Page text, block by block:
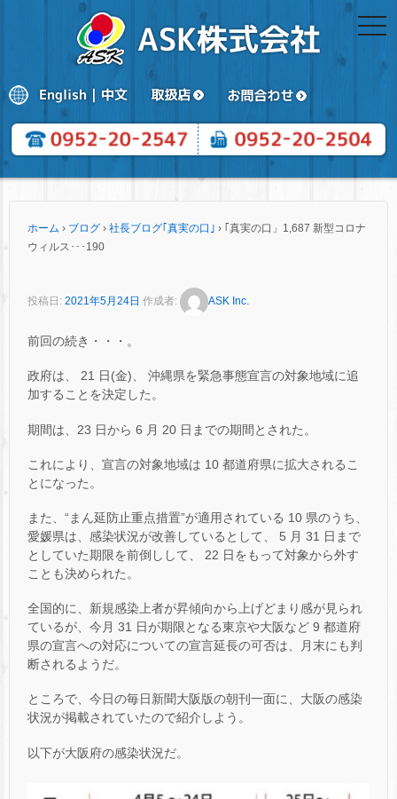
ホーム › ブログ › 社長ブログ｢真実の口｣ › ｢真実の口」1,687 新型コロナ
ウィルス･･･190
投稿日: 2021年5月24日 作成者: ASK Inc.
前回の続き・・・。
政府は、 21 日(金)、 沖縄県を緊急事態宣言の対象地域に追
加することを決定した。
期間は、23 日から 6 月 20 日までの期間とされた。
これにより、宣言の対象地域は 10 都道府県に拡大されるこ
とになった。
また、“まん延防止重点措置”が適用されている 10 県のうち、
愛媛県は、感染状況が改善しているとして、 5 月 31 日まで
としていた期限を前倒しして、 22 日をもって対象から外す
ことも決められた。
全国的に、新規感染上者が昇傾向から上げどまり感が見られ
ているが、今月 31 日が期限となる東京や大阪など 9 都道府
県の宣言への対応についての宣言延長の可否は、月末にも判
断されるようだ。
ところで、今日の毎日新聞大阪版の朝刊一面に、大阪の感染
状況が掲載されていたので紹介しよう。
以下が大阪府の感染状況だ。